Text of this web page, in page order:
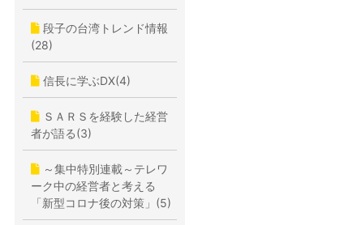
段子の台湾トレンド情報
(28)
信長に学ぶDX(4)
ＳＡＲＳを経験した経営
者が語る(3)
～集中特別連載～テレワ
ーク中の経営者と考える
「新型コロナ後の対策」(5)